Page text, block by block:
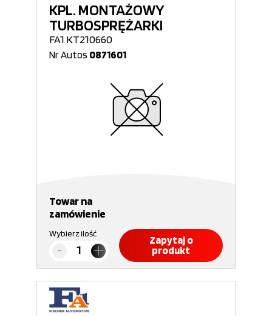
KPL. MONTAŻOWY
TURBOSPRĘŻARKI
FA1 KT210660
Nr Autos 0871601
Towar na
zamówienie
Wybierz ilość
Zapytaj o
produkt